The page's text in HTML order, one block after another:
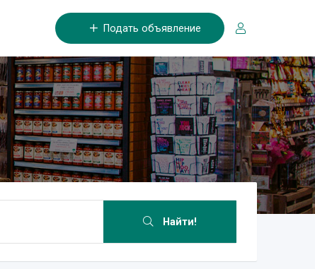
Подать объявление
Найти!